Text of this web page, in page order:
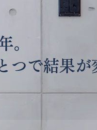
。
つで結果が